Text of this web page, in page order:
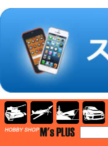
AFV 飛行機 艦船